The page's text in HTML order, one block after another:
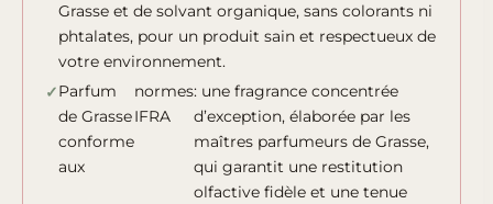
Grasse et de solvant organique, sans colorants ni
phtalates, pour un produit sain et respectueux de
votre environnement.
Parfum
de Grasse
conforme
aux
normes
IFRA
: une fragrance concentrée
d’exception, élaborée par les
maîtres parfumeurs de Grasse,
qui garantit une restitution
olfactive fidèle et une tenue